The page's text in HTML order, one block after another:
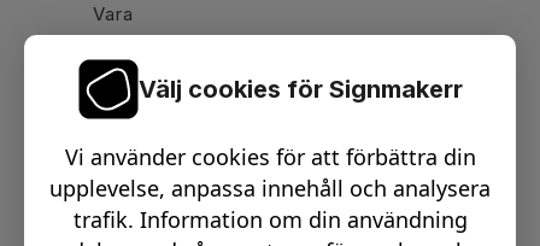
Vara
Email:info@signmakerr.se
Välj cookies för Signmakerr
Vi använder cookies för att förbättra din
upplevelse, anpassa innehåll och analysera
trafik. Information om din användning